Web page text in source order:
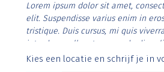
Lorem ipsum dolor sit amet,
elit. Suspendisse varius enim in
tristique. Duis cursus, mi quis
interdum nulla, ut commodo diam
Aenean faucibus nibh et justo
Kies een locatie en schrijf je in